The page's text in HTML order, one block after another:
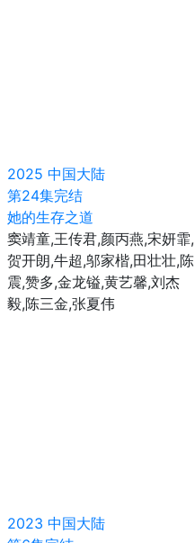
2025 中国大陆
第24集完结
她的生存之道
窦靖童,王传君,颜丙燕,宋妍霏,
贺开朗,牛超,邬家楷,田壮壮,陈
震,赞多,金龙镒,黄艺馨,刘杰
毅,陈三金,张夏伟
2023 中国大陆